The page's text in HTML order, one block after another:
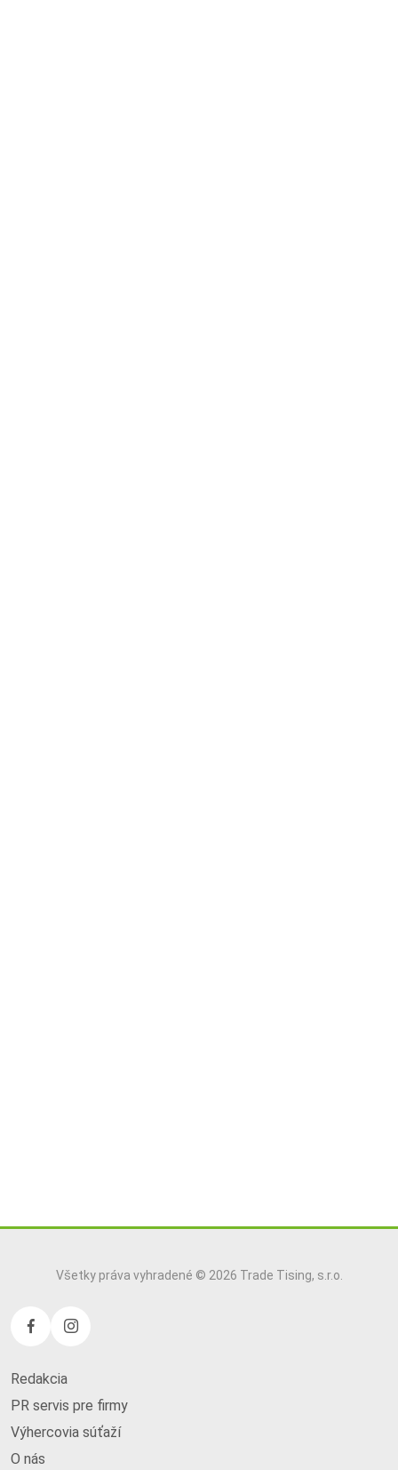
Všetky práva vyhradené © 2026 Trade Tising, s.r.o.
Redakcia
PR servis pre firmy
Výhercovia súťaží
O nás